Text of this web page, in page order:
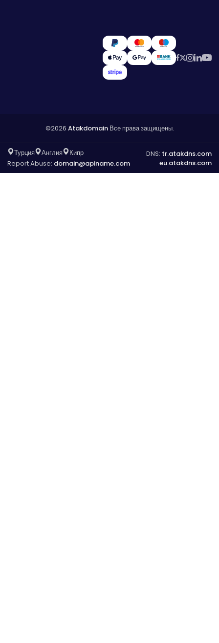
©2026 AtakdomainВсе права защищены.
Турция Англия
Кипр
Report Abuse: domain@apiname.com
DNS: tr.atakdns.com
eu.atakdns.com